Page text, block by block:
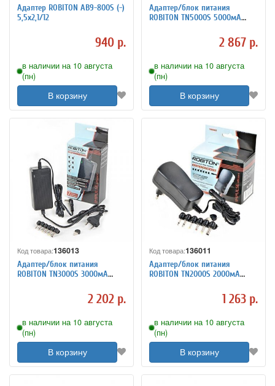
Адаптер ROBITON AB9-800S (-)
5,5х2,1/12
940 р.
в наличии на 10 августа
(пн)
В корзину
Адаптер/блок питания
ROBITON TN5000S 5000мА
2 867 р.
в наличии на 10 августа
(пн)
В корзину
Код товара:136013
Адаптер/блок питания
ROBITON TN3000S 3000мА
2 202 р.
в наличии на 10 августа
(пн)
В корзину
Код товара:136011
Адаптер/блок питания
ROBITON TN2000S 2000мА
1 263 р.
в наличии на 10 августа
(пн)
В корзину